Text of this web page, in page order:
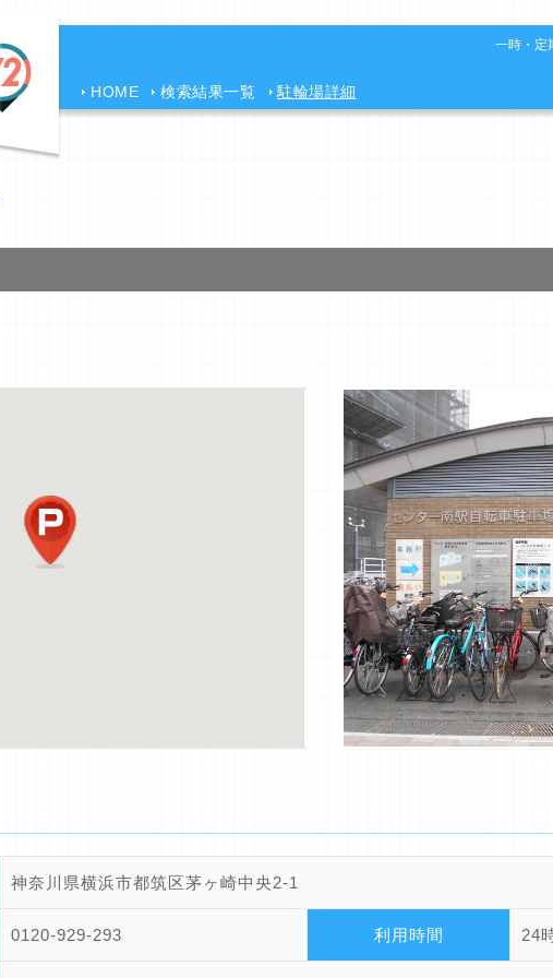
一時・定
HOME 検索結果一覧 駐輪場詳細
神奈川県横浜市都筑区茅ヶ崎中央2-1
0120-929-293 利用時間 24